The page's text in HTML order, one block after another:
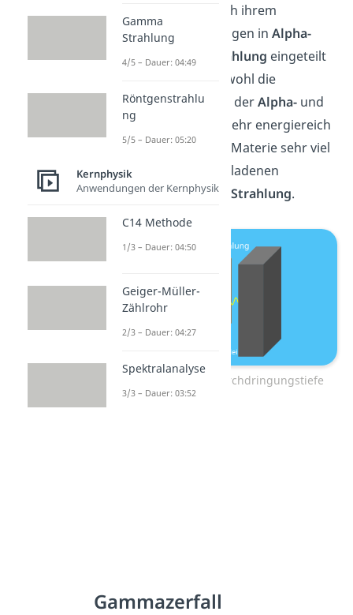
radioaktiver Stoffe nach ihrem
Durchdringungsvermögen inAlpha-
Beta-und Gamma Strahlung eingeteilt
hat. Du siehst also, obwohl die
ausgesandten Teilchen derAlpha- und
Beta Strahlung
meist sehr energiereich
sind, durchdringen sie Materie sehr viel
schlechter als die ungeladenen
PhotonenderGamma Strahlung.
Gammastrahlung – Durchdringungstiefe
Gammazerfall
Gamma
Strahlung
4/5 – Dauer: 04:49
Röntgenstrahlu
ng
5/5 – Dauer: 05:20
Kernphysik
Anwendungen der Kernphysik
C14 Methode
1/3 – Dauer: 04:50
Geiger-Müller-
Zählrohr
2/3 – Dauer: 04:27
Spektralanalyse
3/3 – Dauer: 03:52